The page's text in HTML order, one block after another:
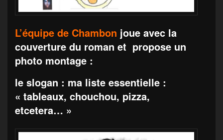
L’équipe de Chambon joue avec la
couverture du roman et propose un
photo montage :
le slogan : ma liste essentielle :
« tableaux, chouchou, pizza,
etcetera… »